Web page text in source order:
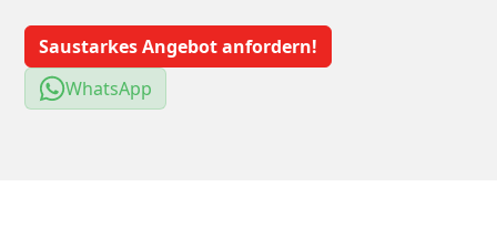
Saustarkes Angebot anfordern!
WhatsApp